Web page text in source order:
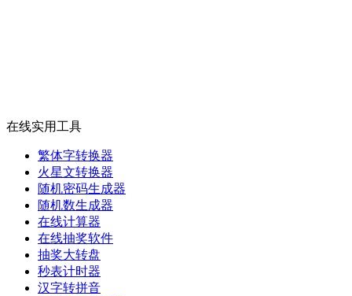
在线实用工具
繁体字转换器
火星文转换器
随机密码生成器
随机数生成器
在线计算器
在线抽奖软件
抽奖大转盘
秒表计时器
汉字转拼音